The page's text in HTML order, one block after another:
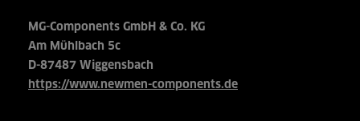
MG-Components GmbH & Co. KG
Am Mühlbach 5c
D-87487 Wiggensbach
https://www.newmen-components.de